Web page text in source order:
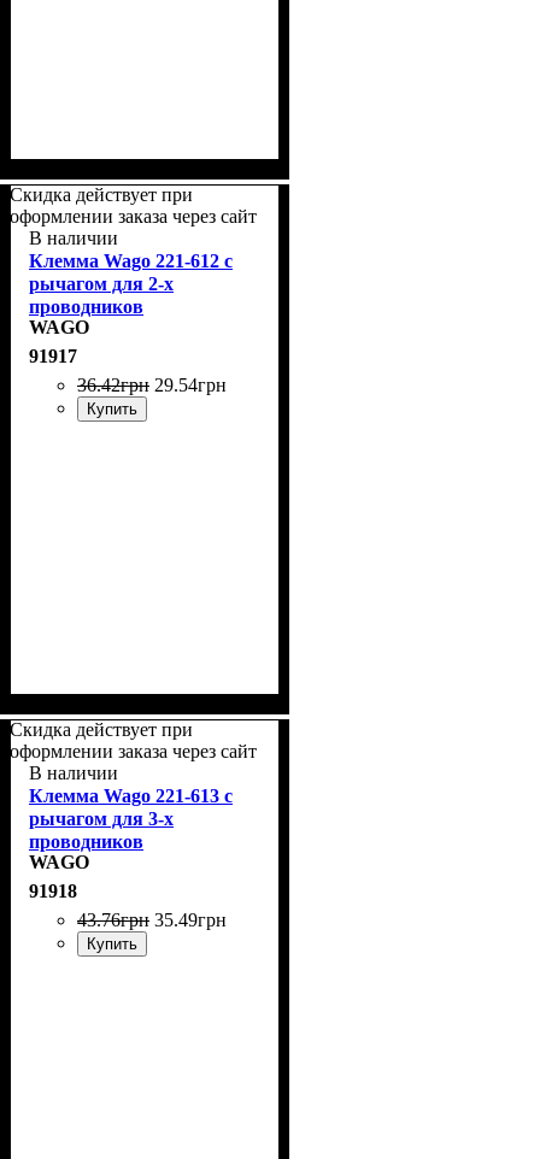
Скидка действует при
оформлении заказа через сайт
В наличии
Клемма Wago 221-612 с
рычагом для 2-х
проводников
WAGO
91917
36.42грн 29.54грн
Купить
Скидка действует при
оформлении заказа через сайт
В наличии
Клемма Wago 221-613 с
рычагом для 3-х
проводников
WAGO
91918
43.76грн 35.49грн
Купить